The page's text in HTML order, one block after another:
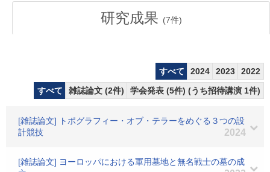
研究成果 (7件)
すべて 2024 2023
2022
すべて
雑誌論文 (2件) 学会発表 (5件) (うち招待講演 1件)
[雑誌論文] トポグラフィー・オブ・テラーをめぐる３つの設
計競技
2024
[雑誌論文] ヨーロッパにおける軍用墓地と無名戦士の墓の成